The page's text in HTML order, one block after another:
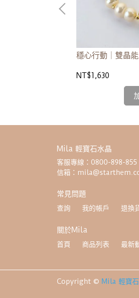
穩心行動｜雙晶
NT$1,630
Mila 輕寶石水晶
客服專線：0800-898-855
信箱：
常見問題
查詢 我的帳戶 退換
關於Mila
首頁 商品列表 最新
Copyright © Mila 輕寶